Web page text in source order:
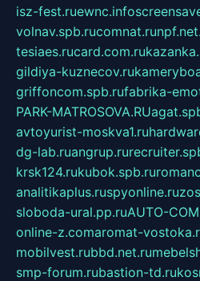
isz-fest.ruewnc.info
volnav.spb.rucomnat.ru
tesiaes.rucard.com.ru
gildiya-kuznecov.ru
griffoncom.spb.rufabrika-
PARK-MATROSOVA.RU
avtoyurist-moskva1.ru
dg-lab.ruangrup.ru
krsk124.rukubok.spb.ru
analitikaplus.ruspyonline.ru
sloboda-ural.pp.ruAUTO-
online-z.comaromat-
mobilvest.rubbd.net.ru
smp-forum.rubastion-td.ru